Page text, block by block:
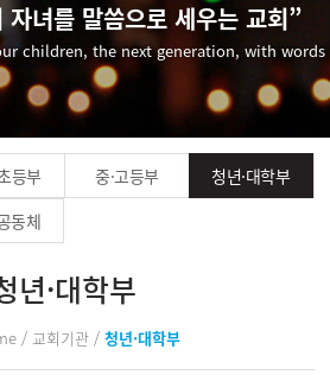
녀를 말씀으로 세우는 교회”
children, the next generation, with words
등부 중·고등부
청년·대학부
동체
년·대학부
/ 교회기관 / 청년·대학부